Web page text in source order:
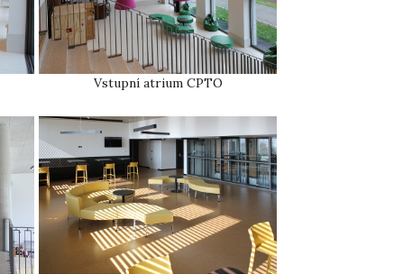
Vstupní atrium CPTO